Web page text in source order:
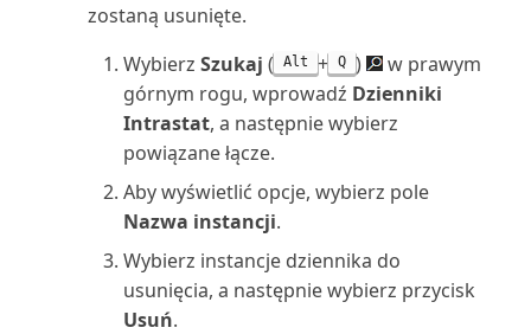
Zasób: podział kosztów (raport)
Zestawienie obrotów i sald
(raport)
Zestawienie obrotów i sald wg
okresu (raport)
Zestawienie obrotów i
sald/Budżet (raport Excel)
zostaną usunięte.
Wybierz Szukaj ( Alt + Q )
w prawym
górnym rogu, wprowadź Dzienniki
Intrastat, a następnie wybierz
powiązane łącze.
Aby wyświetlić opcje, wybierz pole
Nazwa instancji.
Wybierz instancje dziennika do
usunięcia, a następnie wybierz przycisk
Usuń.